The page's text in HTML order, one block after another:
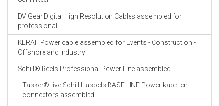
DVIGear Digital High Resolution Cables assembled for
professional
KERAF Power cable assembled for Events - Construction -
Offshore and Industry
Schill® Reels Professional Power Line assembled
Tasker®Live Schill Haspels BASE LINE Power kabel en
connectors assembled